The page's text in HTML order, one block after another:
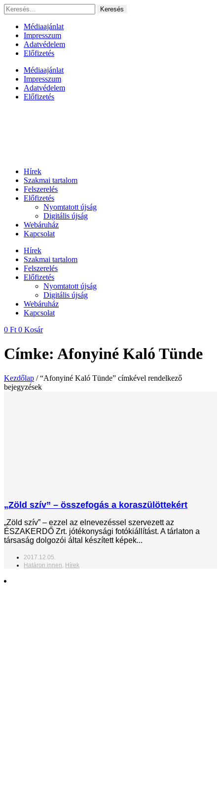
Ugrás
a
tartalomhoz
Keresés:
Médiaajánlat
Impresszum
Adatvédelem
Előfizetés
Médiaajánlat
Impresszum
Adatvédelem
Előfizetés
Hírek
Szakmai tartalom
Felszerelés
Előfizetés
Nyomtatott újság
Digitális újság
Webáruház
Kapcsolat
Hírek
Szakmai tartalom
Felszerelés
Előfizetés
Nyomtatott újság
Digitális újság
Webáruház
Kapcsolat
0 Ft 0 Kosár
Címke: Afonyiné Kaló Tünde
Kezdőlap / “Afonyiné Kaló Tünde” címkével rendelkező
bejegyzések
„Zöld szív” – összefogás a koraszülöttekért
„Zöld szív” – ezzel az elnevezéssel szervezett az
ÉSZAKERDŐ Zrt. jótékonysági fotókiállítást. A tárlaton a
társaság dolgozói által készített képek...
2017.12.05.
Határon innen, Hírek